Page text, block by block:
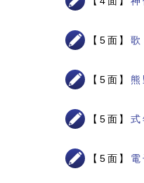
【5面】歌
【5面】
【5面】
【5面】